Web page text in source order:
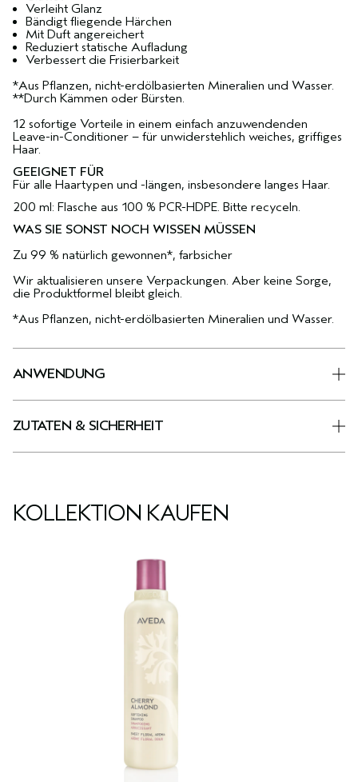
Verleiht Glanz
Bändigt fliegende Härchen
Mit Duft angereichert
Reduziert statische Aufladung
Verbessert die Frisierbarkeit
*Aus Pflanzen, nicht-erdölbasierten Mineralien und Wasser.
**Durch Kämmen oder Bürsten.
12 sofortige Vorteile in einem einfach anzuwendenden
Leave-in-Conditioner – für unwiderstehlich weiches, griffiges
Haar.
GEEIGNET FÜR
Für alle Haartypen und -längen, insbesondere langes Haar.
200 ml: Flasche aus 100 % PCR-HDPE. Bitte recyceln.
WAS SIE SONST NOCH WISSEN MÜSSEN
Zu 99 % natürlich gewonnen*, farbsicher
Wir aktualisieren unsere Verpackungen. Aber keine Sorge,
die Produktformel bleibt gleich.
*Aus Pflanzen, nicht-erdölbasierten Mineralien und Wasser.
ANWENDUNG
ZUTATEN & SICHERHEIT
KOLLEKTION KAUFEN